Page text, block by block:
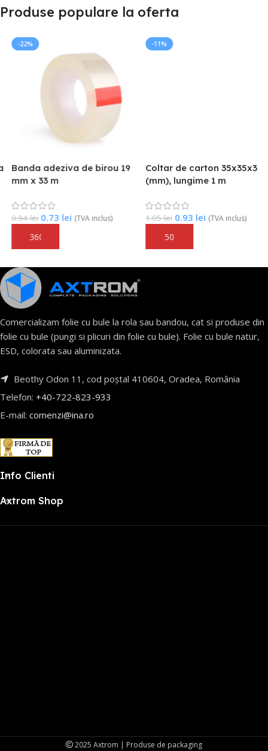
Produse populare la oferta
-11%
Coltar de carton 35x35x3
(mm), lungime 1 m
1.05lei 0.93lei (TVA inclus)
Adaugă În Coș
-15%
Coltar de carton 35x35x3
(mm), lungime 1.2 m
1.33lei 1.13lei (TVA inclus)
Adaugă În Coș
Comercializam folie cu bule la rola sau bandou, cat si produse din
folie cu bule (pungi si plicuri din folie cu bule). Folie cu bule natur,
ESD, colorata sau aluminizata.
Beothy Odon 11, cod poștal 410604, Oradea, România
Telefon: +40-722-823-933
E-mail: comenzi@ina.ro
Info Clienti
Axtrom Shop
2025 Axtrom | Produse de packaging